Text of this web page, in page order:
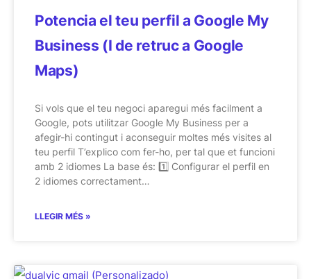
Potencia el teu perfil a Google My
Business (I de retruc a Google
Maps)
Si vols que el teu negoci aparegui més facilment a
Google, pots utilitzar Google My Business per a
afegir-hi contingut i aconseguir moltes més visites al
teu perfil T’explico com fer-ho, per tal que et funcioni
amb 2 idiomes La base és: 1️⃣ Configurar el perfil en
2 idiomes correctament…
LLEGIR MÉS »